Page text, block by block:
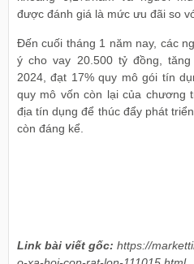
được đánh giá là mức ưu đãi so
Đến cuối tháng 1 năm nay, các
ý cho vay 20.500 tỷ đồng,
2024, đạt 17% quy mô gói tín
quy mô vốn còn lại của chương
địa tín dụng để thúc đẩy phát
còn đáng kể.
Link bài viết gốc: https://